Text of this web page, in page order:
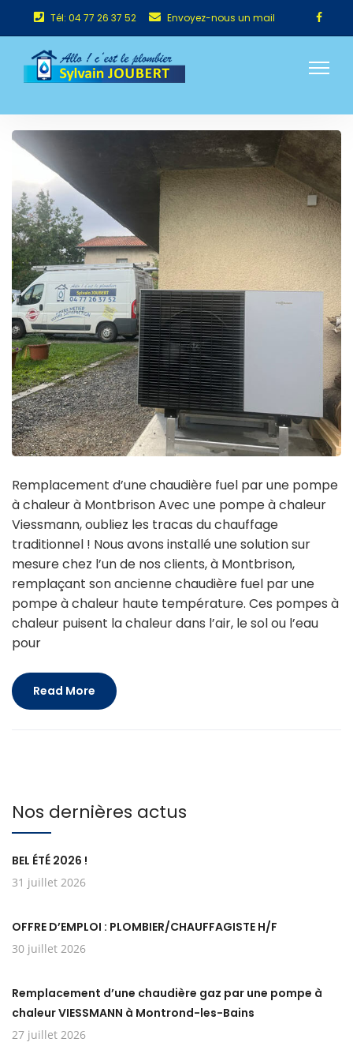
Tél: 04 77 26 37 52 Envoyez-nous un mail
Remplacement d’une chaudière fuel par une pompe
à chaleur à Montbrison Avec une pompe à chaleur
Viessmann, oubliez les tracas du chauffage
traditionnel ! Nous avons installé une solution sur
mesure chez l’un de nos clients, à Montbrison,
remplaçant son ancienne chaudière fuel par une
pompe à chaleur haute température. Ces pompes à
chaleur puisent la chaleur dans l’air, le sol ou l’eau
pour
Read More
Nos dernières actus
BEL ÉTÉ 2026 !
31 juillet 2026
OFFRE D’EMPLOI : PLOMBIER/CHAUFFAGISTE H/F
30 juillet 2026
Remplacement d’une chaudière gaz par une pompe à
chaleur VIESSMANN à Montrond-les-Bains
27 juillet 2026